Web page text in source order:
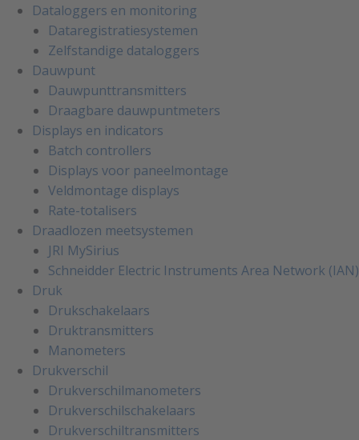
Dataloggers en monitoring
Dataregistratiesystemen
Zelfstandige dataloggers
Dauwpunt
Dauwpunttransmitters
Draagbare dauwpuntmeters
Displays en indicators
Batch controllers
Displays voor paneelmontage
Veldmontage displays
Rate-totalisers
Draadlozen meetsystemen
JRI MySirius
Schneidder Electric Instruments Area Network (IAN)
Druk
Drukschakelaars
Druktransmitters
Manometers
Drukverschil
Drukverschilmanometers
Drukverschilschakelaars
Drukverschiltransmitters